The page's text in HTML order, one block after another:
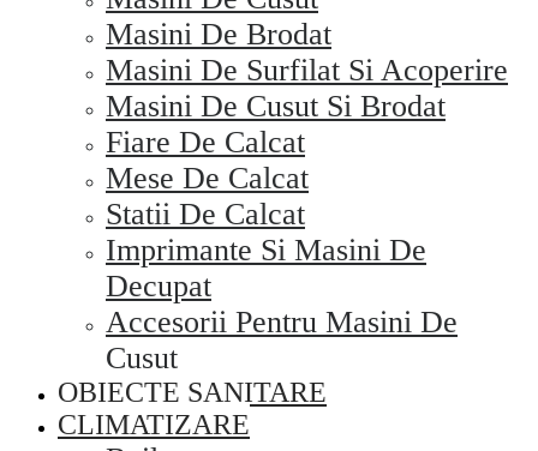
Masini De Brodat
Masini De Surfilat Si Acoperire
Masini De Cusut Si Brodat
Fiare De Calcat
Mese De Calcat
Statii De Calcat
Imprimante Si Masini De
Decupat
Accesorii Pentru Masini De
Cusut
OBIECTE SANITARE
CLIMATIZARE